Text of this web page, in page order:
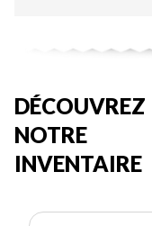
DÉCOUVREZ
NOTRE
INVENTAIRE